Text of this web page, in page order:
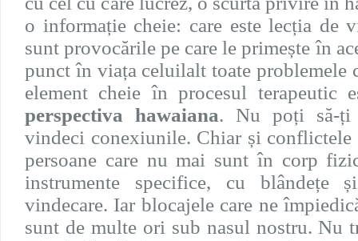
o informație cheie: care este lecția de
sunt provocările pe care le primește în
punct în viața celuilalt toate problemele
element cheie în procesul terapeutic
perspectiva hawaiana. Nu poți să-ți
vindeci conexiunile. Chiar și conflictele
persoane care nu mai sunt în corp
instrumente specifice, cu blândețe
vindecare. Iar blocajele care ne
sunt de multe ori sub nasul nostru. Nu